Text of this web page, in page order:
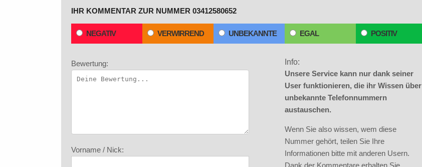
IHR KOMMENTAR ZUR NUMMER 03412580652
NEGATIV VERWIRREND UNBEKANNTE EGAL POSITIV
Bewertung:
Vorname / Nick:
Info:
Unsere Service kann nur dank seiner
User funktionieren, die ihr Wissen über
unbekannte Telefonnummern
austauschen.
Wenn Sie also wissen, wem diese
Nummer gehört, teilen Sie Ihre
Informationen bitte mit anderen Usern.
Dank der Kommentare erhalten Sie